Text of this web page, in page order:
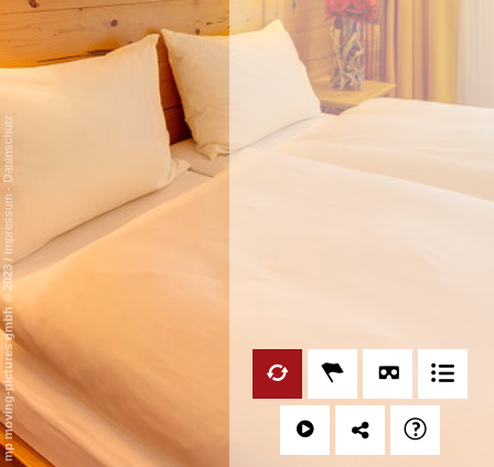
mp moving-pictures gmbh © 2023
/
Impressum
-
Datenschutz